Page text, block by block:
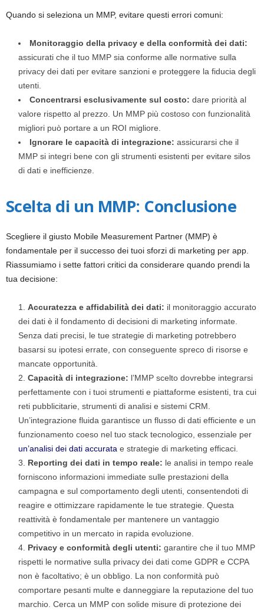
Quando si seleziona un MMP, evitare questi errori comuni:
Monitoraggio della privacy e della conformità dei dati:
assicurati che il tuo MMP sia conforme alle normative sulla
privacy dei dati per evitare sanzioni e proteggere la fiducia degli
utenti.
Concentrarsi esclusivamente sul costo: dare priorità al
valore rispetto al prezzo. Un MMP più costoso con funzionalità
migliori può portare a un ROI migliore.
Ignorare le capacità di integrazione: assicurarsi che il
MMP si integri bene con gli strumenti esistenti per evitare silos
di dati e inefficienze.
Scelta di un MMP: Conclusione
Scegliere il giusto Mobile Measurement Partner (MMP) è
fondamentale per il successo dei tuoi sforzi di marketing per app.
Riassumiamo i sette fattori critici da considerare quando prendi la
tua decisione:
Accuratezza e affidabilità dei dati: il monitoraggio accurato
dei dati è il fondamento di decisioni di marketing informate.
Senza dati precisi, le tue strategie di marketing potrebbero
basarsi su ipotesi errate, con conseguente spreco di risorse e
mancate opportunità.
Capacità di integrazione: l’MMP scelto dovrebbe integrarsi
perfettamente con i tuoi strumenti e piattaforme esistenti, tra cui
reti pubblicitarie, strumenti di analisi e sistemi CRM.
Un’integrazione fluida garantisce un flusso di dati efficiente e un
funzionamento coeso nel tuo stack tecnologico, essenziale per
un’analisi dei dati accurata e strategie di marketing efficaci.
Reporting dei dati in tempo reale: le analisi in tempo reale
forniscono informazioni immediate sulle prestazioni della
campagna e sul comportamento degli utenti, consentendoti di
reagire e ottimizzare rapidamente le tue strategie. Questa
reattività è fondamentale per mantenere un vantaggio
competitivo in un mercato in rapida evoluzione.
Privacy e conformità degli utenti: garantire che il tuo MMP
rispetti le normative sulla privacy dei dati come GDPR e CCPA
non è facoltativo; è un obbligo. La non conformità può
comportare pesanti multe e danneggiare la reputazione del tuo
marchio. Cerca un MMP con solide misure di protezione dei